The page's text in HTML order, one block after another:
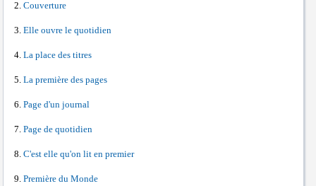
Couverture
Elle ouvre le quotidien
La place des titres
La première des pages
Page d'un journal
Page de quotidien
C'est elle qu'on lit en premier
Première du Monde